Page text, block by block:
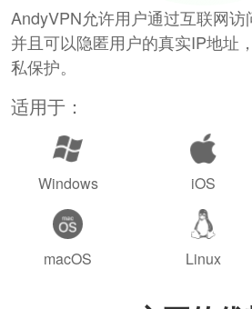
AndyVPN允许用户通过互联网访
并且可以隐匿用户的真实IP地址
私保护。
适用于：
Windows iOS
macOS Linux